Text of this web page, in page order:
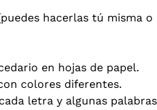
hacerlas tú misma
en hojas de papel.
colores diferentes.
letra y algunas